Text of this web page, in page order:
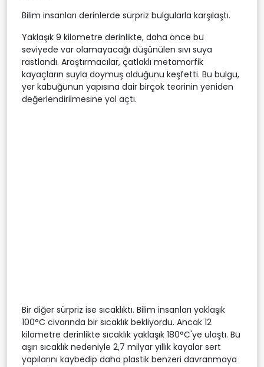
Bilim insanları derinlerde sürpriz bulgularla karşılaştı.
Yaklaşık 9 kilometre derinlikte, daha önce bu
seviyede var olamayacağı düşünülen sıvı suya
rastlandı. Araştırmacılar, çatlaklı metamorfik
kayaçların suyla doymuş olduğunu keşfetti. Bu bulgu,
yer kabuğunun yapısına dair birçok teorinin yeniden
değerlendirilmesine yol açtı.
Bir diğer sürpriz ise sıcaklıktı. Bilim insanları yaklaşık
100°C civarında bir sıcaklık bekliyordu. Ancak 12
kilometre derinlikte sıcaklık yaklaşık 180°C'ye ulaştı. Bu
aşırı sıcaklık nedeniyle 2,7 milyar yıllık kayalar sert
yapılarını kaybedip daha plastik benzeri davranmaya